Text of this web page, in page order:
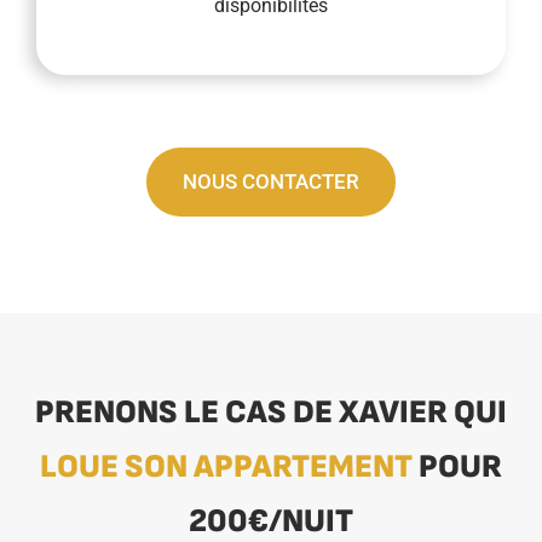
disponibilités
NOUS CONTACTER
PRENONS LE CAS DE XAVIER QUI
LOUE SON APPARTEMENTPOUR
200€/NUIT